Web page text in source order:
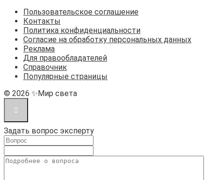
Пользовательское соглашение
Контакты
Политика конфиденциальности
Согласие на обработку персональных данных
Реклама
Для правообладателей
Справочник
Популярные страницы
© 2026 ✨Мир света
Задать вопрос эксперту